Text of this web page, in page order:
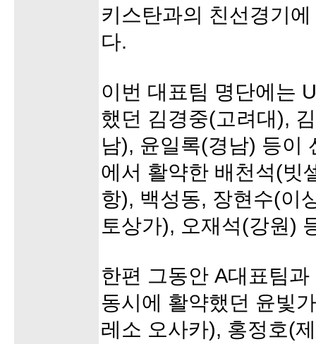
키스탄과의 친선경기
다.
이번 대표팀 명단에는
했던 김경중(고려대),
남), 윤일록(경남) 등이
에서 활약한 배천석(빗
항), 백성동, 장현수(이
토상가), 오재석(강원)
한편 그동안 A대표팀
동시에 활약했던 윤빛
레소 오사카), 홍정호(